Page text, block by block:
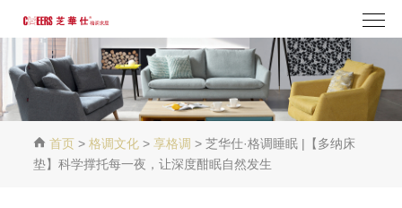
首页 >格调文化 >享格调 > 芝华仕·格调睡眠 |【多纳床
垫】科学撑托每一夜，让深度酣眠自然发生